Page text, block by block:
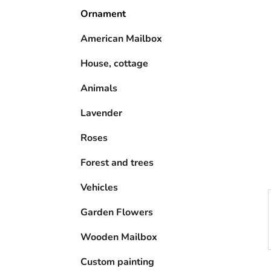
Ornament
American Mailbox
House, cottage
Animals
Lavender
Roses
Forest and trees
Vehicles
Garden Flowers
Wooden Mailbox
Custom painting